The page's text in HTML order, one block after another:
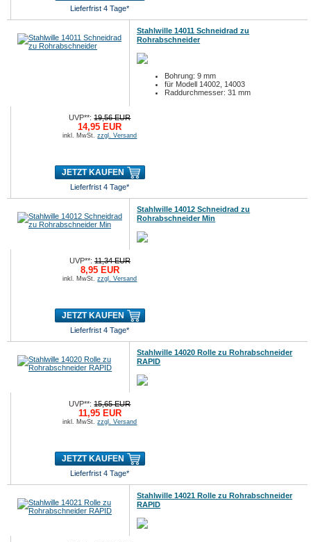
Lieferfrist 4 Tage*
Stahlwille 14011 Schneidrad zu
Rohrabschneider
Bohrung: 9 mm
für Modell 14002, 14003
Raddurchmesser: 31 mm
UVP**:19,56 EUR
14,95 EUR
inkl. MwSt.zzgl. Versand
JETZT KAUFEN
Lieferfrist 4 Tage*
Stahlwille 14012 Schneidrad zu
Rohrabschneider Min
UVP**:11,34 EUR
8,95 EUR
inkl. MwSt.zzgl. Versand
JETZT KAUFEN
Lieferfrist 4 Tage*
Stahlwille 14020 Rolle zu Rohrabschneider
RAPID
UVP**:15,65 EUR
11,95 EUR
inkl. MwSt.zzgl. Versand
JETZT KAUFEN
Lieferfrist 4 Tage*
Stahlwille 14021 Rolle zu Rohrabschneider
RAPID